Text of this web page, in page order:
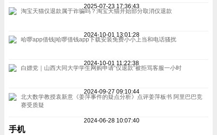
2025-07-23 17:36:43
淘宝天猫仅退款属于诈骗吗？淘宝天猫开始部分取消仅退款
2024-10-01 13:01:28
哈啰app借钱|哈啰借钱app下载安装免费小小上当和电话骚扰
2024-10-01 11:22:38
白嫖党｜山西大同大学学生网购申请“仅退款”被拒骂客服一小时
2024-09-27 09:10:44
北大数学教授袁新意《姜萍事件的疑点分析》点评姜萍板书 阿里巴巴竞
赛受质疑
2024-06-28 10:07:40
手机